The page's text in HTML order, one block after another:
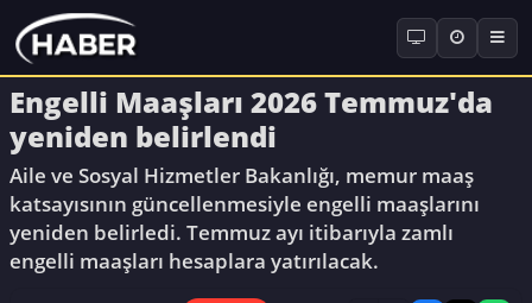
Engelli Maaşları 2026 Temmuz'da
yeniden belirlendi
Aile ve Sosyal Hizmetler Bakanlığı, memur maaş
katsayısının güncellenmesiyle engelli maaşlarını
yeniden belirledi. Temmuz ayı itibarıyla zamlı
engelli maaşları hesaplara yatırılacak.